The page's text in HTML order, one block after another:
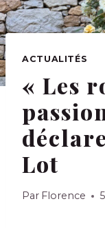
ACTUALITÉS
« Les
Lot
Par Florence